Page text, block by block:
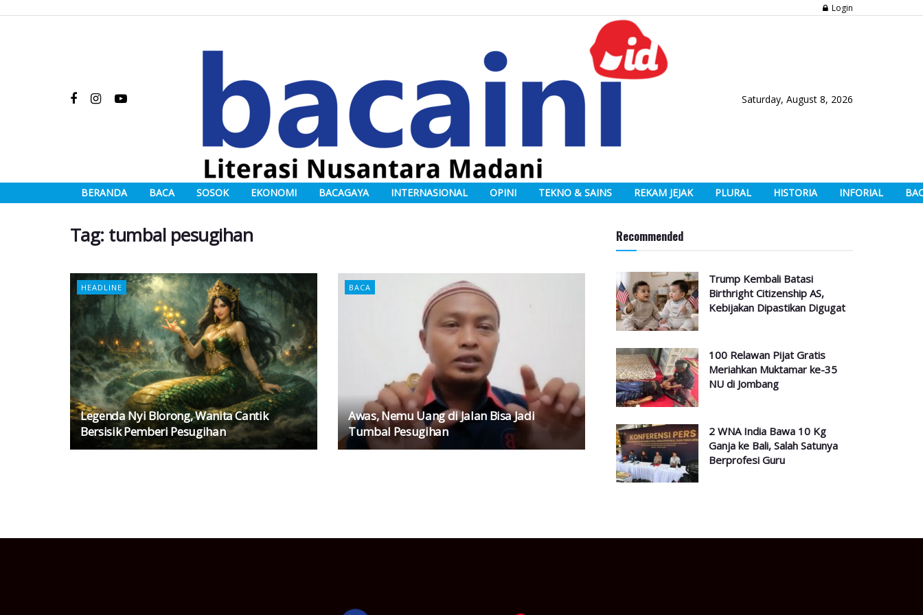
Login
Saturday, August 8, 2026
BERANDA BACA SOSOK EKONOMI BACAGAYA INTERNASIONAL OPINI TEKNO & SAINS REKAM JEJAK PLURAL HISTORIA INFORIAL
Tag: tumbal pesugihan
HEADLINE
Legenda Nyi Blorong, Wanita Cantik
Bersisik Pemberi Pesugihan
BACA
Awas, Nemu Uang di Jalan Bisa Jadi
Tumbal Pesugihan
Recommended
Trump Kembali Batasi
Birthright Citizenship AS,
Kebijakan Dipastikan Digugat
100 Relawan Pijat Gratis
Meriahkan Muktamar ke-35
NU di Jombang
2 WNA India Bawa 10 Kg
Ganja ke Bali, Salah Satunya
Berprofesi Guru